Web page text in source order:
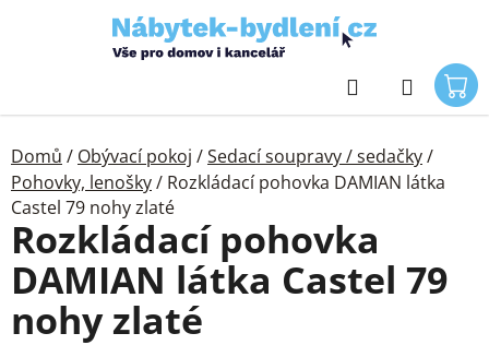
Hledat
Domů / Obývací pokoj /Sedací soupravy / sedačky/
Pohovky, lenošky/ Rozkládací pohovka DAMIAN látka
Castel 79 nohy zlaté
Rozkládací pohovka
DAMIAN látka Castel 79
nohy zlaté